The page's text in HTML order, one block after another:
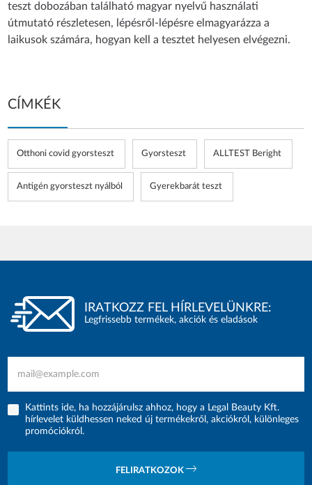
teszt dobozában található magyar nyelvű használati
útmutató részletesen, lépésről-lépésre elmagyarázza a
laikusok számára, hogyan kell a tesztet helyesen elvégezni.
CÍMKÉK
Otthoni covid gyorsteszt Gyorsteszt ALLTEST Beright
Antigén gyorsteszt nyálból Gyerekbarát teszt
IRATKOZZ FEL HÍRLEVELÜNKRE:
Legfrissebb termékek, akciók és eladások
Kattints ide, ha hozzájárulsz ahhoz, hogy a Legal Beauty Kft.
hírlevelet küldhessen neked új termékekről, akciókról, különleges
promóciókról.
FELIRATKOZOK